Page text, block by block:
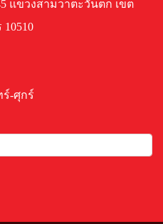
แขวงสามวาตะวันตก เขต
ร์-ศุกร์